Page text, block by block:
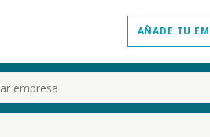
AÑADE TU